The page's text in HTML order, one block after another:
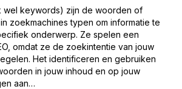
wel keywords) zijn de woorden of
zoekmachines typen om informatie te
onderwerp. Ze spelen een
omdat ze de zoekintentie van jouw
Het identificeren en gebruiken
in jouw inhoud en op jouw
aan…